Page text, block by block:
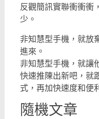
反觀簡訊實聯衝衝衝
少。
非知慧型手機，就放
進來。
非知慧型手機，就讓
快速推陳出新吧，就
式，再加快速度和便
隨機文章